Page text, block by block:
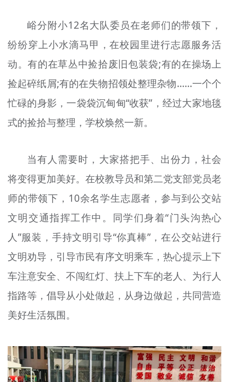
峪分附小12名大队委员在老师们的带领下，
纷纷穿上小水滴马甲，在校园里进行志愿服务活
动。有的在草丛中捡拾废旧包装袋;有的在操场上
捡起碎纸屑;有的在失物招领处整理杂物……一个个
忙碌的身影，一袋袋沉甸甸“收获”，经过大家地毯
式的捡拾与整理，学校焕然一新。
当有人需要时，大家搭把手、出份力，社会
将变得更加美好。在校教导员和第二党支部党员老
师的带领下，10余名学生志愿者，参与到公交站
文明交通指挥工作中。同学们身着“门头沟热心
人”服装，手持文明引导“你真棒”，在公交站进行
文明劝导，引导市民有序文明乘车，热心提示上下
车注意安全、不闯红灯、扶上下车的老人、为行人
指路等，倡导从小处做起，从身边做起，共同营造
美好生活氛围。